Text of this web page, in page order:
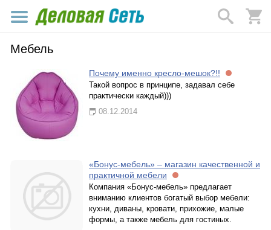
Мебель
Почему именно кресло-мешок?!!
Такой вопрос в принципе, задавал себе
практически каждый)))
08.12.2014
«Бонус-мебель» – магазин качественной и
практичной мебели
Компания «Бонус-мебель» предлагает
вниманию клиентов богатый выбор мебели:
кухни, диваны, кровати, прихожие, малые
формы, а также мебель для гостиных.